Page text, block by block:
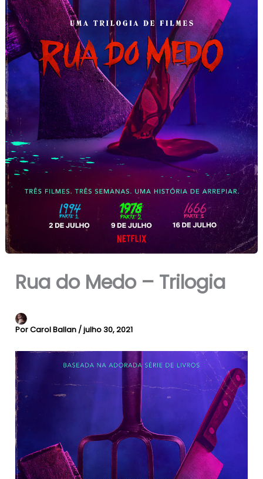
Rua do Medo – Trilogia
PorCarol Ballan /julho 30, 2021